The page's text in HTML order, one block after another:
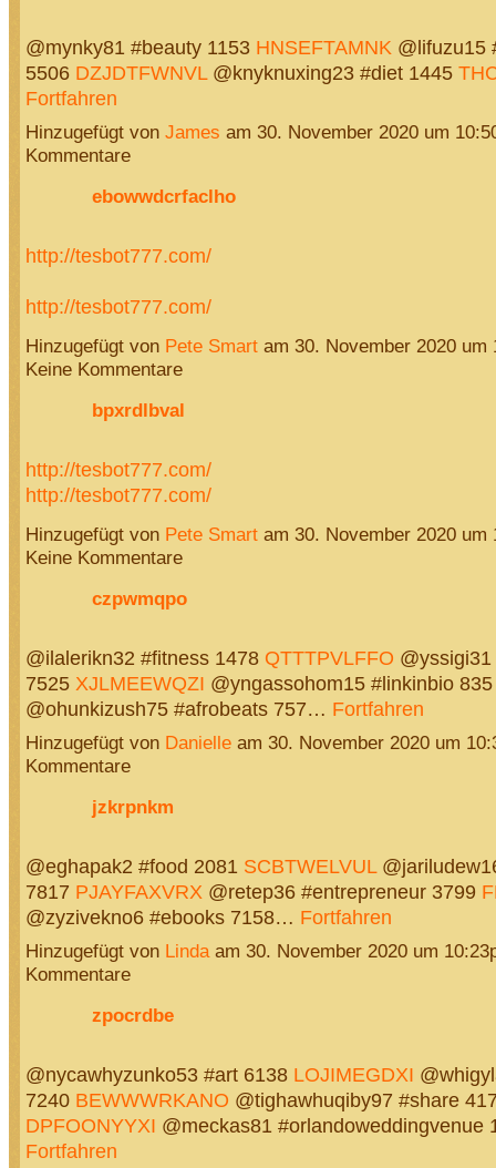
@mynky81 #beauty 1153 HNSEFTAMNK @lifuzu15
5506 DZJDTFWNVL@knyknuxing23 #diet 1445
Fortfahren
Hinzugefügt von James am 30. November 2020 um
Kommentare
ebowwdcrfaclho
http://tesbot777.com/
http://tesbot777.com/
Hinzugefügt von Pete Smartam 30. November 2020
Keine Kommentare
bpxrdlbval
http://tesbot777.com/
http://tesbot777.com/
Hinzugefügt von Pete Smartam 30. November 2020
Keine Kommentare
czpwmqpo
@ilalerikn32 #fitness 1478 QTTTPVLFFO
7525 XJLMEEWQZI @yngassohom15 #linkinbio
@ohunkizush75 #afrobeats 757… Fortfahren
Hinzugefügt von Danielleam 30. November 2020 um
Kommentare
jzkrpnkm
@eghapak2 #food 2081 SCBTWELVUL
7817 PJAYFAXVRX @retep36 #entrepreneur 3799
@zyzivekno6 #ebooks 7158… Fortfahren
Hinzugefügt von Lindaam 30. November 2020 um
Kommentare
zpocrdbe
@nycawhyzunko53 #art 6138 LOJIMEGDXI
7240 BEWWWRKANO @tighawhuqiby97 #share
DPFOONYYXI @meckas81
Fortfahren